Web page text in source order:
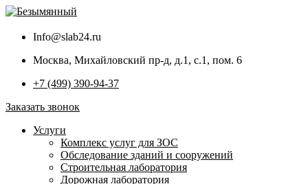
Info@slab24.ru
Москва, Михайловский пр-д, д.1, с.1, пом. 6
+7 (499) 390-94-37
Заказать звонок
Услуги
Комплекс услуг для ЗОС
Обследование зданий и сооружений
Строительная лаборатория
Дорожная лаборатория